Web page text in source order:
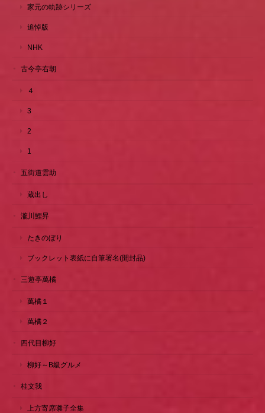
家元の軌跡シリーズ
追悼版
NHK
古今亭右朝
４
3
2
1
五街道雲助
蔵出し
瀧川鯉昇
たきのぼり
ブックレット表紙に自筆署名(開封品)
三遊亭萬橘
萬橘１
萬橘２
四代目柳好
柳好～B級グルメ
桂文我
上方寄席囃子全集